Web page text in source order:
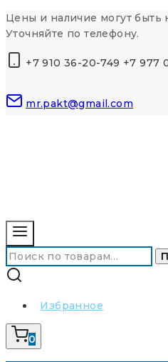
Перейти
к
Цены и наличие могут быть
Уточняйте по телефону.
+7 910 36-20-749 +7 977
mr.pakt@gmail.com
Искать:
Избранное
0